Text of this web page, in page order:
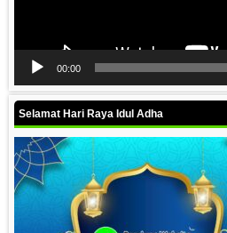
00:00
Selamat Hari Raya Idul Adha